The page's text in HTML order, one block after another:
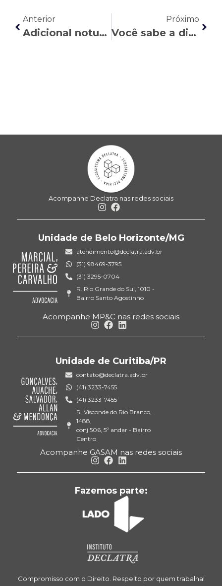
Anterior
Adicional noturno: entenda as regras e os direitos do trabalhador
Próximo
Você sabe a diferença entre licença-saúde e auxílio-doença?
Acompanhe Declatra nas redes sociais
Unidade de Belo Horizonte/MG
atendimento@declatra.adv.br
(31) 98469-3795
(31) 3295-0704
R. Rio Grande do Sul, 1010 -
Bairro Santo Agostinho
Acompanhe MP&C nas redes sociais
Unidade de Curitiba/PR
contato@declatra.adv.br
(41) 3233-7455
(41) 3233-7455
R. Visconde do Rio Branco,
1488,
conj 506, 5º andar - Bairro
Centro
Acompanhe GASAM nas redes sociais
Fazemos parte:
Compromisso com o Direito. Respeito por quem trabalha!